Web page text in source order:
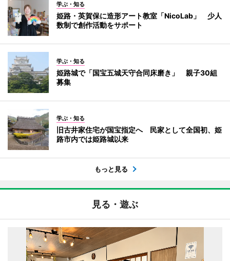
学ぶ・知る
姫路・英賀保に造形アート教室「NicoLab」 少人
数制で創作活動をサポート
学ぶ・知る
姫路城で「国宝五城天守合同床磨き」 親子30組
募集
学ぶ・知る
旧古井家住宅が国宝指定へ 民家として全国初、姫
路市内では姫路城以来
もっと見る
見る・遊ぶ